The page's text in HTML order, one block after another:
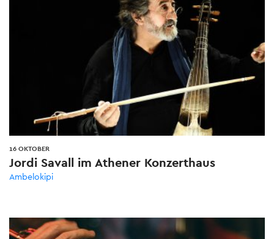
16 OKTOBER
Jordi Savall im Athener Konzerthaus
Ambelokipi